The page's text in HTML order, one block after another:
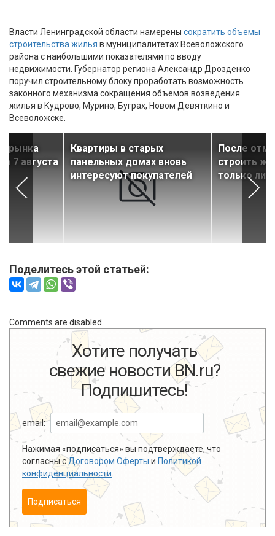
Власти Ленинградской области намерены сократить объемы
строительства жилья в муниципалитетах Всеволожского
района с наибольшими показателями по вводу
недвижимости. Губернатор региона Александр Дрозденко
поручил строительному блоку проработать возможность
законного механизма сокращения объемов возведения
жилья в Кудрово, Мурино, Буграх, Новом Девяткино и
Всеволожске.
рынка
7 августа
Квартиры в старых
панельных домах вновь
интересуют покупателей
После
строить
только
Поделитесь этой статьей:
Comments are disabled
Хотите получать
свежие новости BN.ru?
Подпишитесь!
email:
Нажимая «подписаться» вы подтверждаете, что
согласны сДоговором Оферты и Политикой
конфиденциальности
Подписаться